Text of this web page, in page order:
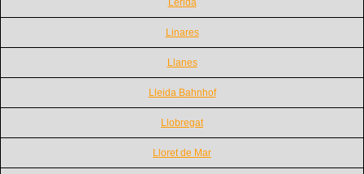
Lerida
Linares
Llanes
Lleida Bahnhof
Llobregat
Lloret de Mar